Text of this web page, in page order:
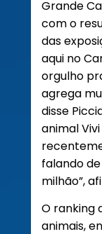
Grande
com o
das
aqui no
orgulho
agrega
disse
animal
falando
milhão”,
O ranking
animais,